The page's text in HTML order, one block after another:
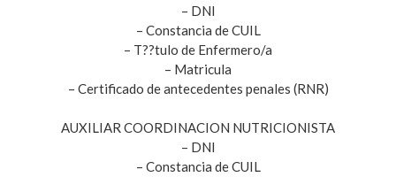
– DNI
– Constancia de CUIL
– T??tulo de Enfermero/a
– Matricula
– Certificado de antecedentes penales (RNR)
AUXILIAR COORDINACION NUTRICIONISTA
– DNI
– Constancia de CUIL